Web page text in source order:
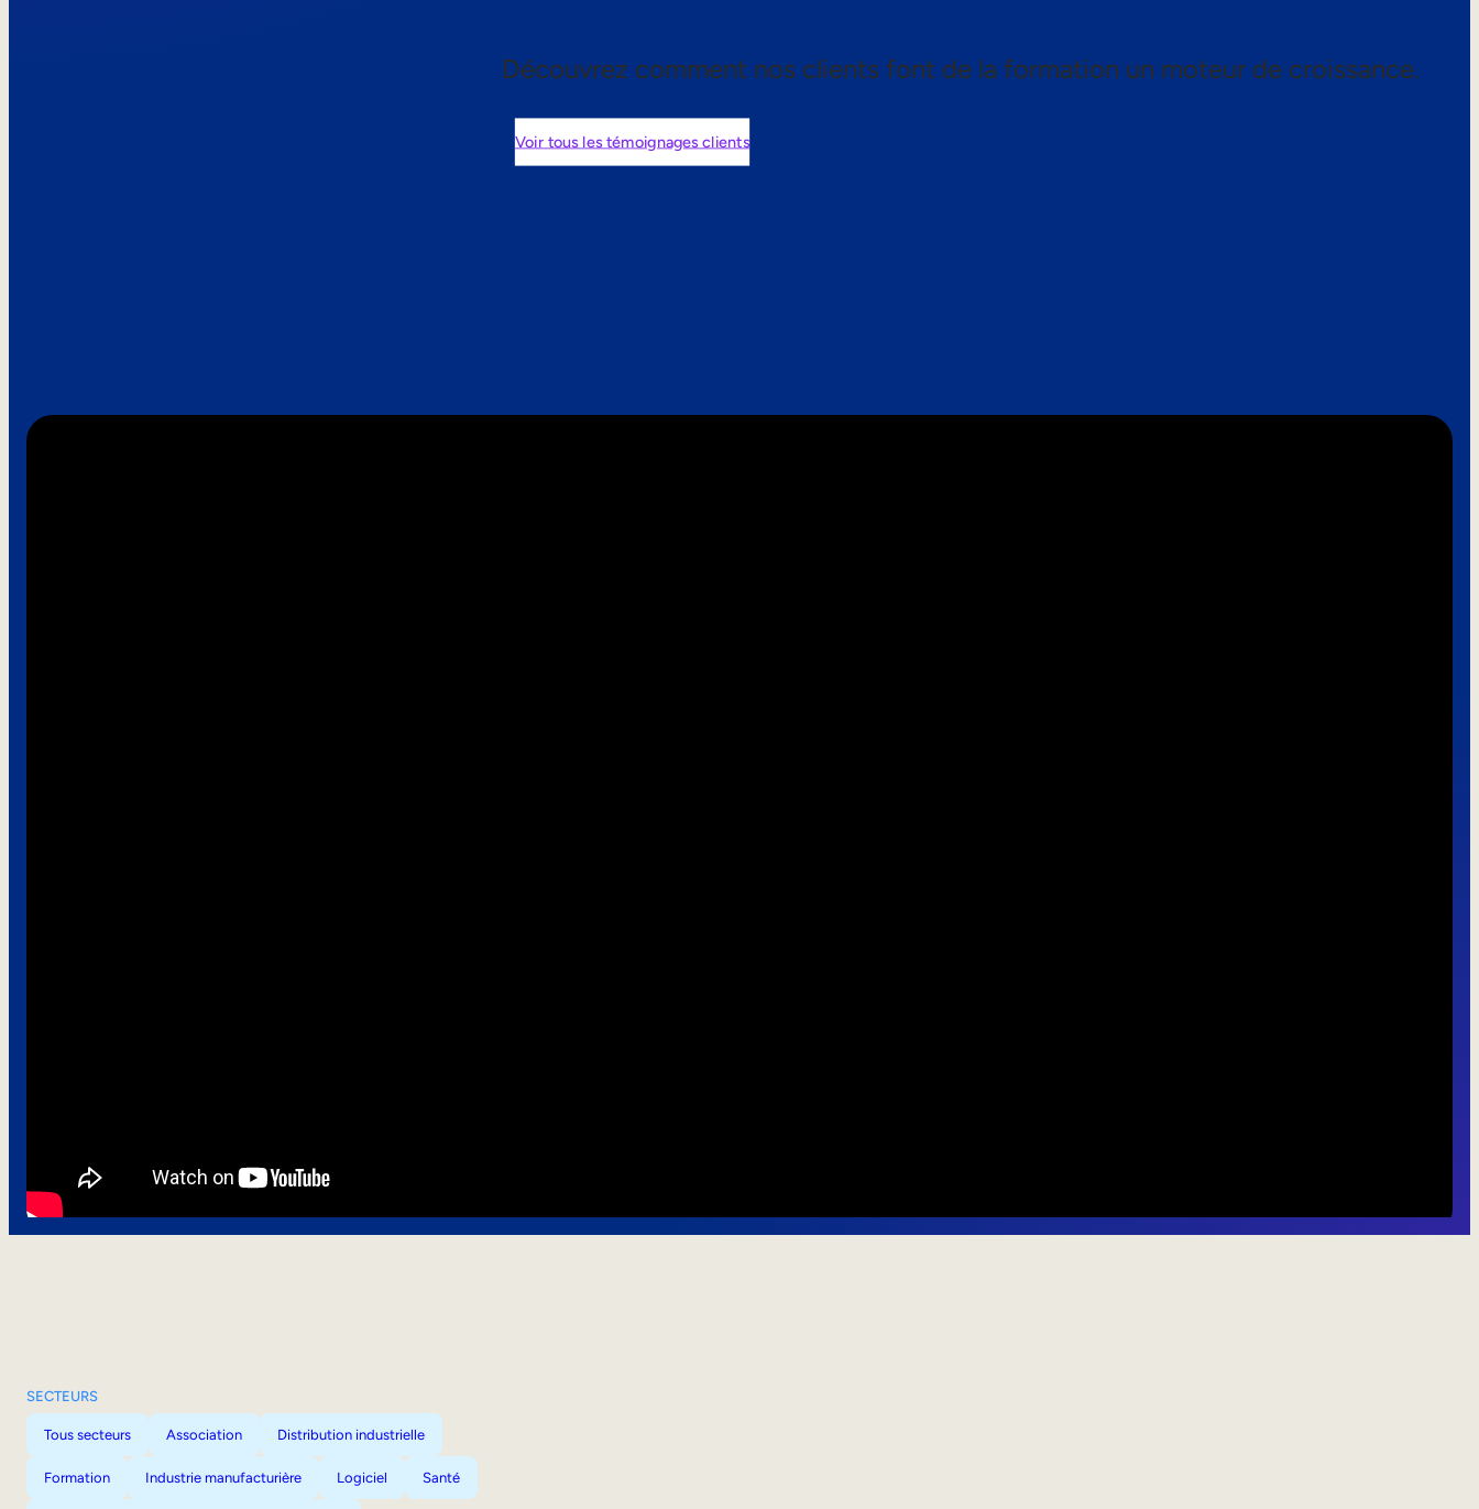
Découvrez comment nos clients font de la formation un moteur de croissance.
Voir tous les témoignages clients
SECTEURS
Tous secteurs Association Distribution industrielle
Formation Industrie manufacturière Logiciel Santé